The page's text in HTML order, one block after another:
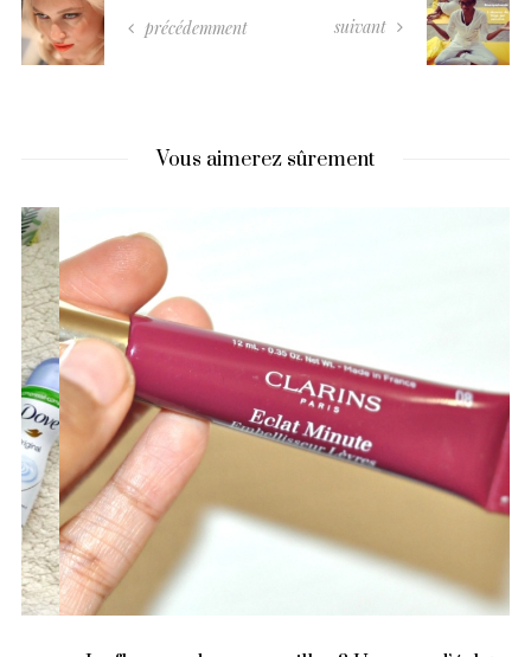
précédemment suivant
Vous aimerez sûrement